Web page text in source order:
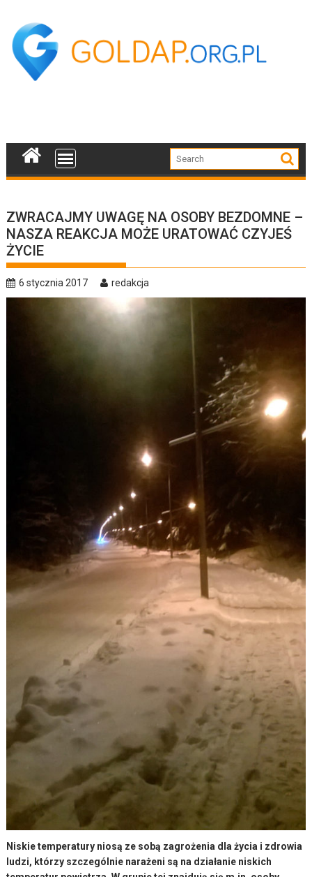
content
ZWRACAJMY UWAGĘ NA OSOBY BEZDOMNE –
NASZA REAKCJA MOŻE URATOWAĆ CZYJEŚ
ŻYCIE
6 stycznia 2017 redakcja
Niskie temperatury niosą ze sobą zagrożenia dla życia i zdrowia
ludzi, którzy szczególnie narażeni są na działanie niskich